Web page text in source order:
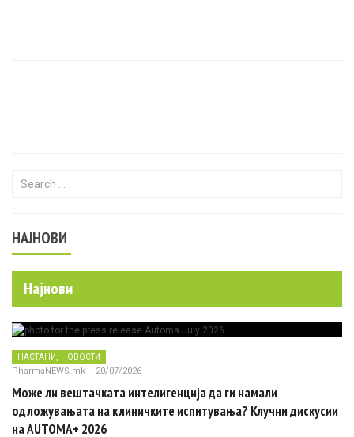
Search for:
НАЈНОВИ
Најнови
НАСТАНИ, НОВОСТИ
PharmaNEWS.mk - 20/07/2026
Може ли вештачката интелигенција да ги намали
одложувањата на клиничките испитувања? Клучни дискусии
на AUTOMA+ 2026